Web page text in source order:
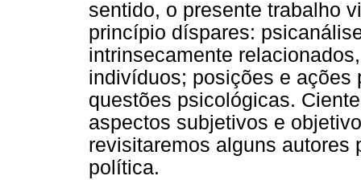
sentido, o presente trabalho
princípio díspares:
intrinsecamente
indivíduos; posições e
questões psicológicas.
aspectos subjetivos e
revisitaremos alguns autores
política.